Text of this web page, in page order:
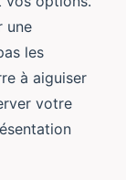
une
les
à aiguiser
votre